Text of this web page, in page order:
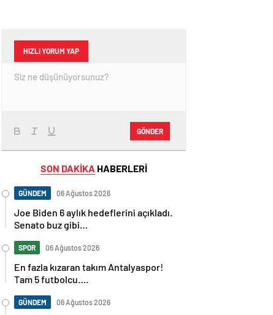
HIZLI YORUM YAP
GÖNDER
SON DAKİKA HABERLERİ
GÜNDEM 06 Ağustos 2026
Joe Biden 6 aylık hedeflerini açıkladı.
Senato buz gibi…
SPOR 06 Ağustos 2026
En fazla kızaran takım Antalyaspor!
Tam 5 futbolcu….
GÜNDEM 06 Ağustos 2026